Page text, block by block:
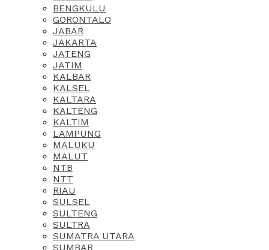
BENGKULU
GORONTALO
JABAR
JAKARTA
JATENG
JATIM
KALBAR
KALSEL
KALTARA
KALTENG
KALTIM
LAMPUNG
MALUKU
MALUT
NTB
NTT
RIAU
SULSEL
SULTENG
SULTRA
SUMATRA UTARA
SUMBAR